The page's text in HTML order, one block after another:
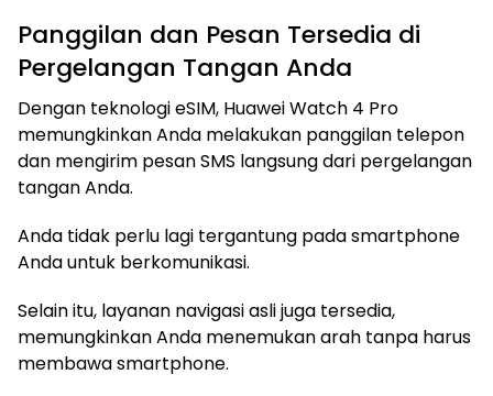
Panggilan dan Pesan Tersedia di
Pergelangan Tangan Anda
Dengan teknologi eSIM, Huawei Watch 4 Pro
memungkinkan Anda melakukan panggilan telepon
dan mengirim pesan SMS langsung dari pergelangan
tangan Anda.
Anda tidak perlu lagi tergantung pada smartphone
Anda untuk berkomunikasi.
Selain itu, layanan navigasi asli juga tersedia,
memungkinkan Anda menemukan arah tanpa harus
membawa smartphone.